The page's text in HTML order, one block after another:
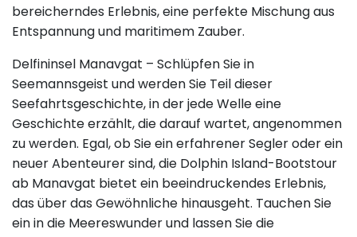
bereicherndes Erlebnis, eine perfekte Mischung aus
Entspannung und maritimem Zauber.
Delfininsel Manavgat – Schlüpfen Sie in
Seemannsgeist und werden Sie Teil dieser
Seefahrtsgeschichte, in der jede Welle eine
Geschichte erzählt, die darauf wartet, angenommen
zu werden. Egal, ob Sie ein erfahrener Segler oder ein
neuer Abenteurer sind, die Dolphin Island-Bootstour
ab Manavgat bietet ein beeindruckendes Erlebnis,
das über das Gewöhnliche hinausgeht. Tauchen Sie
ein in die Meereswunder und lassen Sie die